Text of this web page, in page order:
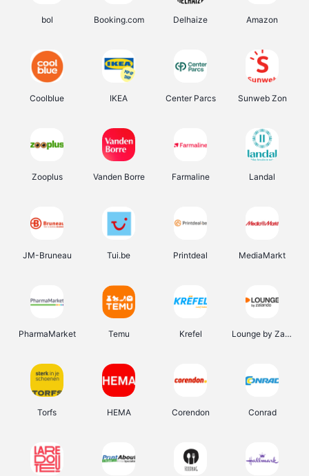
bol Booking.com Delhaize Amazon
Coolblue IKEA Center Parcs Sunweb Zon
Zooplus Vanden Borre Farmaline Landal
JM-Bruneau Tui.be Printdeal MediaMarkt
PharmaMarket Temu Krefel Lounge by Zalando
Torfs HEMA Corendon Conrad